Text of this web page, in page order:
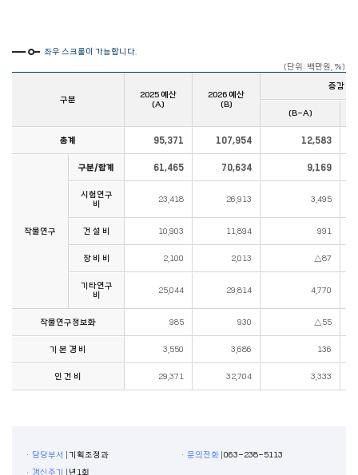
좌우 스크롤이 가능합니다.
(단위: 백만원, %)
예산 금액 : 인건비, 기본경비, 작물연구정보화, 작물연구(시험연구비, 건설비, 장비비, 기타연구비,
구분
2025 예산
(A)
2026 예산
(B)
증감
(B-A)
총계 95,371 107,954 12,583
작물연구
구분/합계 61,465 70,634 9,169
시험연구
비
23,418 26,913 3,495
건 설 비 10,903 11,894 991
장 비 비 2,100 2,013 △87
기타연구
비
25,044 29,814 4,770
작물연구정보화 985 930 △55
기 본 경 비 3,550 3,686 136
인 건 비 29,371 32,704 3,333
ㆍ담당부서 기획조정과 ㆍ문의전화 063-238-5113
ㆍ갱신주기
년1회